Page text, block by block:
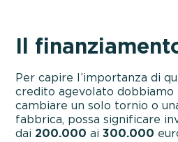
Il
Per capire l’importanza di
credito agevolato dobbiamo
cambiare un solo tornio o
fabbrica, possa significare
dai 200.000 ai300.000